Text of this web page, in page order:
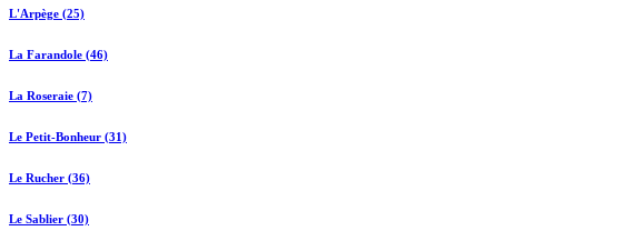
L'Arpège (25)
La Farandole (46)
La Roseraie (7)
Le Petit-Bonheur (31)
Le Rucher (36)
Le Sablier (30)